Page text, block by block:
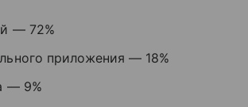
— 72%
приложения — 18%
— 9%